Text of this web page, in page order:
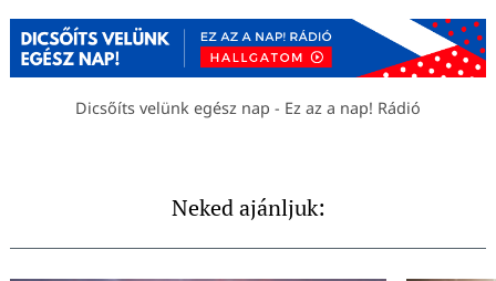
Dicsőíts velünk egész nap - Ez az a nap! Rádió
Neked ajánljuk: